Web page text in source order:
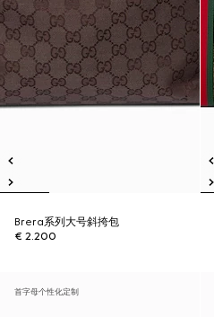
Brera系列大号斜挎包
€ 2.200
首字母个性化定制